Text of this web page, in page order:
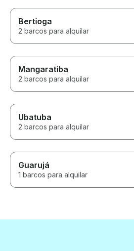
Bertioga
2 barcos para alquilar
Mangaratiba
2 barcos para alquilar
Ubatuba
2 barcos para alquilar
Guarujá
1 barcos para alquilar